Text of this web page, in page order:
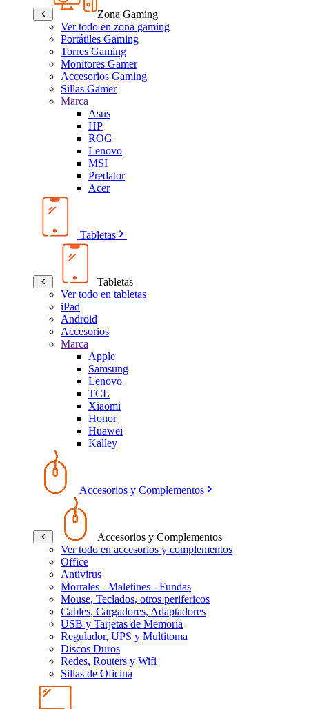
Zona Gaming
Ver todo en zona gaming
Portátiles Gaming
Torres Gaming
Monitores Gamer
Accesorios Gaming
Sillas Gamer
Marca
Asus
HP
ROG
Lenovo
MSI
Predator
Acer
Tabletas
Tabletas
Ver todo en tabletas
iPad
Android
Accesorios
Marca
Apple
Samsung
Lenovo
TCL
Xiaomi
Honor
Huawei
Kalley
Accesorios y Complementos
Accesorios y Complementos
Ver todo en accesorios y complementos
Office
Antivirus
Morrales - Maletines - Fundas
Mouse, Teclados, otros perifericos
Cables, Cargadores, Adaptadores
USB y Tarjetas de Memoria
Regulador, UPS y Multitoma
Discos Duros
Redes, Routers y Wifi
Sillas de Oficina